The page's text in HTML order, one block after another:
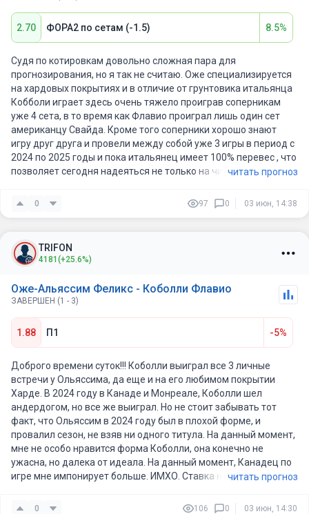
проиграл на три сета больше и не демонстрирует
безупречного тенниса, склоняюсь к тому, что именно Коболли
сумеет пройти дальше.
2.70 ФОРА2 по сетам (-1.5) 8.5%
Судя по котировкам довольно сложная пара для
прогнозирования, но я так не считаю. Оже специализируется
на хардовых покрытиях и в отличие от грунтовика итальянца
Кобболи играет здесь очень тяжело проиграв соперникам
уже 4 сета, в то время как Флавио проиграл лишь один сет
американцу Свайда. Кроме того соперники хорошо знают
игру друг друга и провели между собой уже 3 игры в период с
2024 по 2025 годы и пока итальянец имеет 100% перевес , что
позволяет сегодня надеяться не только на чистую победу П2,
читать прогноз
0 97 0 03 июн, 14:38
TRIFON
4181 (+25.6%)
Оже-Альяссим Феликс - Коболли Флавио
ЗАВЕРШЕН (1 - 3)
1.88 П1 -5%
Доброго времени суток!!! Коболли выиграл все 3 личные
встречи у Ольяссима, да еще и на его любимом покрытии
Харде. В 2024 году в Канаде и Монреале, Коболли шел
андердогом, но все же выиграл. Но не стоит забывать тот
факт, что Ольяссим в 2024 году был в плохой форме, и
провалил сезон, не взяв ни одного титула. На данный момент,
мне не особо нравится форма Коболли, она конечно не
ужасна, но далека от идеала. На данный момент, Канадец по
игре мне импонирует больше. ИМХО. Ставка на Оже.читать прогноз
0 106 0 03 июн, 14:30